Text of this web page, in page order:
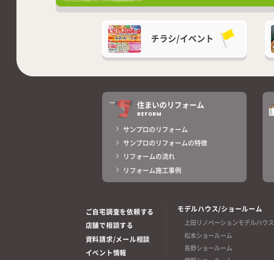
チラシ/イベント
住まいのリフォーム
REFORM
サンプロのリフォーム
サンプロのリフォームの特徴
リフォームの流れ
リフォーム施工事例
ご自宅調査を依頼する
店舗で相談する
資料請求/メール相談
イベント情報
モデルハウス/ショールーム
上田リノベーションモデルハウス
松本ショールーム
長野ショールーム